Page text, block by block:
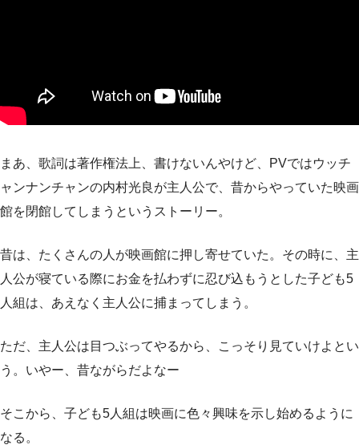
まあ、歌詞は著作権法上、書けないんやけど、PVではウッチ
ャンナンチャンの内村光良が主人公で、昔からやっていた映画
館を閉館してしまうというストーリー。
昔は、たくさんの人が映画館に押し寄せていた。その時に、主
人公が寝ている際にお金を払わずに忍び込もうとした子ども5
人組は、あえなく主人公に捕まってしまう。
ただ、主人公は目つぶってやるから、こっそり見ていけよとい
う。いやー、昔ながらだよなー
そこから、子ども5人組は映画に色々興味を示し始めるように
なる。